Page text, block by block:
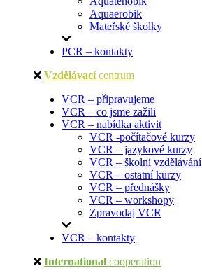
Aquaerobik
Mateřské školky
PCR – kontakty
Vzdělávací centrum
VCR – připravujeme
VCR – co jsme zažili
VCR – nabídka aktivit
VCR -počítačové kurzy
VCR – jazykové kurzy
VCR – školní vzdělávání
VCR – ostatní kurzy
VCR – přednášky
VCR – workshopy
Zpravodaj VCR
VCR – kontakty
International cooperation